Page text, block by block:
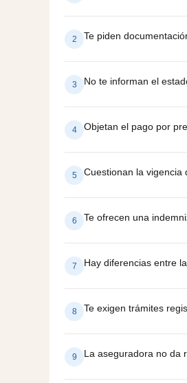
2 Te piden
3 No te informan el
4 Objetan el pago por
5 Cuestionan la vigencia
6 Te ofrecen una
7 Hay diferencias entre
8 Te exigen trámites
9 La aseguradora no da